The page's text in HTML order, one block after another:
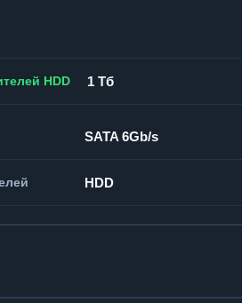
HDD 1 Тб
SATA 6Gb/s
HDD